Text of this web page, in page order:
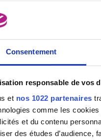
Consentement
responsable de vos
et nos 1022 partenaires
comme les
et du contenu
des études d’audience,
Image non disponible
40e Foire Internationale
Bruxelles (15.04 - 26.04.1967)
Julian Key (Julien Keymolen)